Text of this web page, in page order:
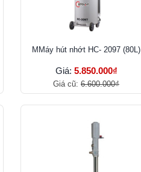
MMáy hút nhớt HC- 2097 (80L)
Giá: 5.850.000₫
Giá cũ: 6.600.000₫